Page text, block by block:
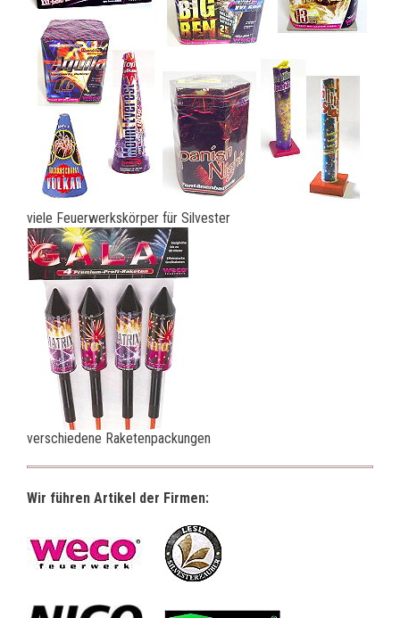
viele Feuerwerkskörper für Silvester
verschiedene Raketenpackungen
Wir führen Artikel der Firmen: